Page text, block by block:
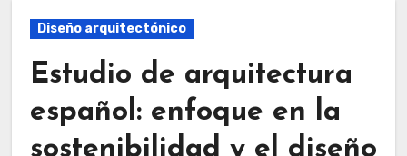
Diseño arquitectónico
Estudio de arquitectura
español: enfoque en la
sostenibilidad y el diseño